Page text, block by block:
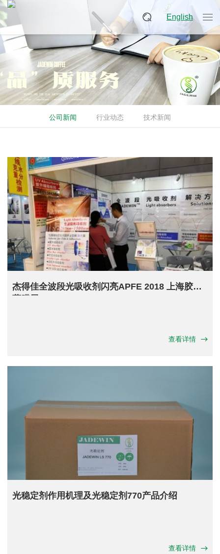
English
公司新闻 行业动态 技术新闻
杰得佳全波段光吸收剂闪亮APFE 2018 上海胶带
查看详情
光稳定剂作用机理及光稳定剂770产品介绍
查看详情